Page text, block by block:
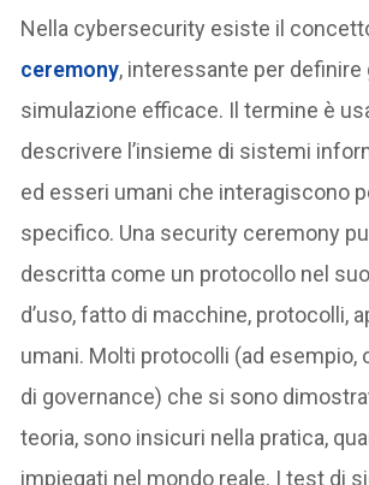
Nella cybersecurity esiste il
ceremony, interessante per definire
simulazione efficace. Il termine è
descrivere l’insieme di sistemi
ed esseri umani che interagiscono
specifico. Una security ceremony
descritta come un protocollo nel
d’uso, fatto di macchine, protocolli,
umani. Molti protocolli (ad esempio,
di governance) che si sono
teoria, sono insicuri nella pratica,
impiegati nel mondo reale. I test di